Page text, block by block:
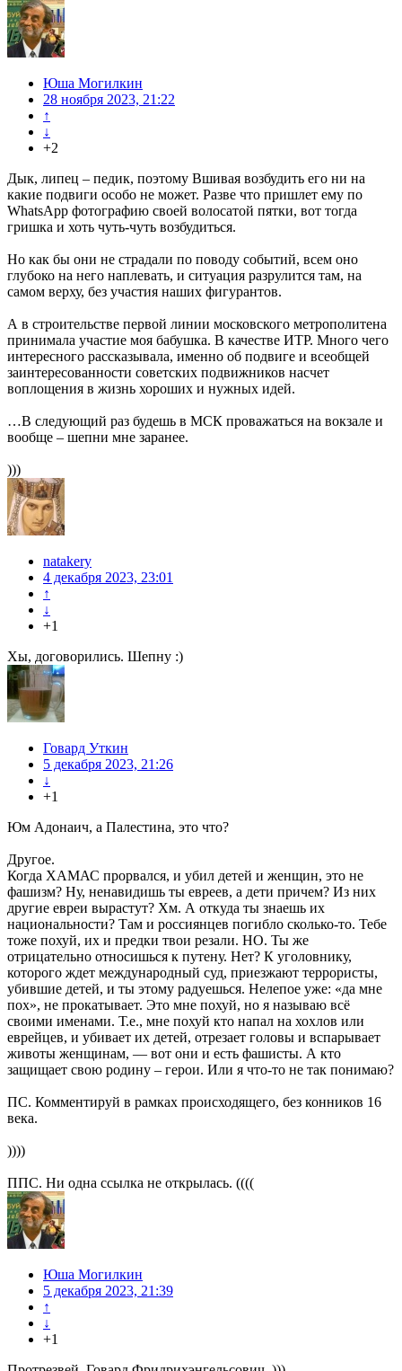
Юша Могилкин
28 ноября 2023, 21:22
↑
↓
+2
Дык, липец – педик, поэтому Вшивая возбудить его ни на
какие подвиги особо не может. Разве что пришлет ему по
WhatsApp фотографию своей волосатой пятки, вот тогда
гришка и хоть чуть-чуть возбудиться.
Но как бы они не страдали по поводу событий, всем оно
глубоко на него наплевать, и ситуация разрулится там, на
самом верху, без участия наших фигурантов.
А в строительстве первой линии московского метрополитена
принимала участие моя бабушка. В качестве ИТР. Много чего
интересного рассказывала, именно об подвиге и всеобщей
заинтересованности советских подвижников насчет
воплощения в жизнь хороших и нужных идей.
…В следующий раз будешь в МСК проважаться на вокзале и
вообще – шепни мне заранее.
)))
natakery
4 декабря 2023, 23:01
↑
↓
+1
Хы, договорились. Шепну :)
Говард Уткин
5 декабря 2023, 21:26
↓
+1
Юм Адонаич, а Палестина, это что?
Другое.
Когда ХАМАС прорвался, и убил детей и женщин, это не
фашизм? Ну, ненавидишь ты евреев, а дети причем? Из них
другие евреи вырастут? Хм. А откуда ты знаешь их
национальности? Там и россиянцев погибло сколько-то. Тебе
тоже похуй, их и предки твои резали. НО. Ты же
отрицательно относишься к путену. Нет? К уголовнику,
которого ждет международный суд, приезжают террористы,
убившие детей, и ты этому радуешься. Нелепое уже: «да мне
пох», не прокатывает. Это мне похуй, но я называю всё
своими именами. Т.е., мне похуй кто напал на хохлов или
еврейцев, и убивает их детей, отрезает головы и вспарывает
животы женщинам, — вот они и есть фашисты. А кто
защищает свою родину – герои. Или я что-то не так понимаю?
ПС. Комментируй в рамках происходящего, без конников 16
века.
))))
ППС. Ни одна ссылка не открылась. ((((
Юша Могилкин
5 декабря 2023, 21:39
↑
↓
+1